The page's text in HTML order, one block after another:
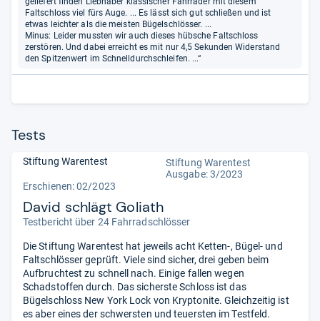
Faltschloss viel fürs Auge. ... Es lässt sich gut schließen und ist
etwas leichter als die meisten Bügelschlösser. ...
Minus: Leider mussten wir auch dieses hübsche Faltschloss
zerstören. Und dabei erreicht es mit nur 4,5 Sekunden Widerstand
den Spitzenwert im Schnelldurchschleifen. ...“
Tests
Stiftung Warentest
Stiftung Warentest
Ausgabe: 3/2023
Erschienen: 02/2023
David schlägt Goliath
Testbericht über 24 Fahrradschlösser
Die Stiftung Warentest hat jeweils acht Ketten-, Bügel- und
Faltschlösser geprüft. Viele sind sicher, drei geben beim
Aufbruchtest zu schnell nach. Einige fallen wegen
Schadstoffen durch. Das sicherste Schloss ist das
Bügelschloss New York Lock von Kryptonite. Gleichzeitig ist
es aber eines der schwersten und teuersten im Testfeld.